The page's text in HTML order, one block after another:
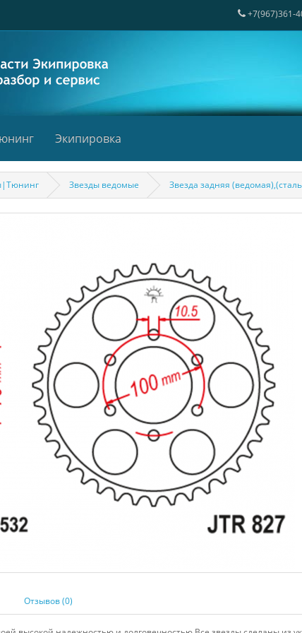
+7(967)361-
Экипировка
Звезды ведомые Звезда задняя
Отзывов (0)